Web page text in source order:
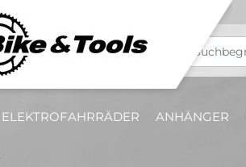
ELEKTROFAHRRÄDER ANHÄNGER